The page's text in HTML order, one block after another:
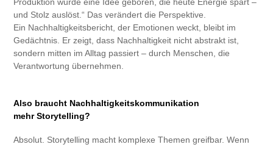
und Stolz auslöst.“ Das verändert die Perspektive.
Ein Nachhaltigkeitsbericht, der Emotionen weckt, bleibt im
Gedächtnis. Er zeigt, dass Nachhaltigkeit nicht abstrakt ist,
sondern mitten im Alltag passiert – durch Menschen, die
Verantwortung übernehmen.
Also braucht Nachhaltigkeitskommunikation
mehr Storytelling?​​​​​​​
Absolut. Storytelling macht komplexe Themen greifbar. Wenn